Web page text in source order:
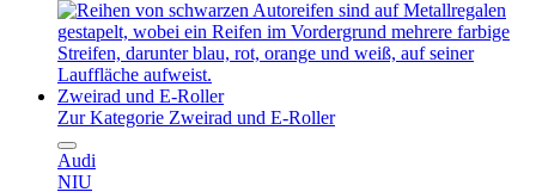
Zweirad und E-Roller
Zur Kategorie Zweirad und E-Roller
Audi
NIU